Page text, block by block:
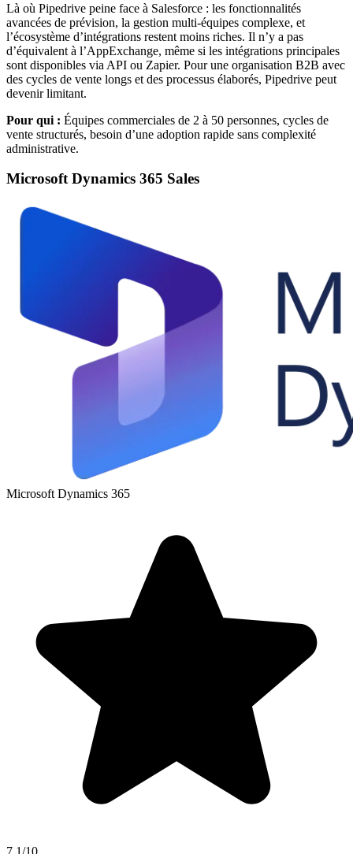
Là où Pipedrive peine face à Salesforce : les fonctionnalités
avancées de prévision, la gestion multi-équipes complexe, et
l’écosystème d’intégrations restent moins riches. Il n’y a pas
d’équivalent à l’AppExchange, même si les intégrations principales
sont disponibles via API ou Zapier. Pour une organisation B2B avec
des cycles de vente longs et des processus élaborés, Pipedrive peut
devenir limitant.
Pour qui : Équipes commerciales de 2 à 50 personnes, cycles de
vente structurés, besoin d’une adoption rapide sans complexité
administrative.
Microsoft Dynamics 365 Sales
Microsoft Dynamics 365